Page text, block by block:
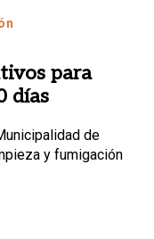
para
días
de
y fumigación